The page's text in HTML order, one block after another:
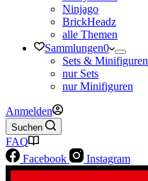
Ninjago
BrickHeadz
alle Themen
Sammlungen0
Sets & Minifiguren
nur Sets
nur Minifiguren
Anmelden
Suchen
FAQ
Facebook
Instagram